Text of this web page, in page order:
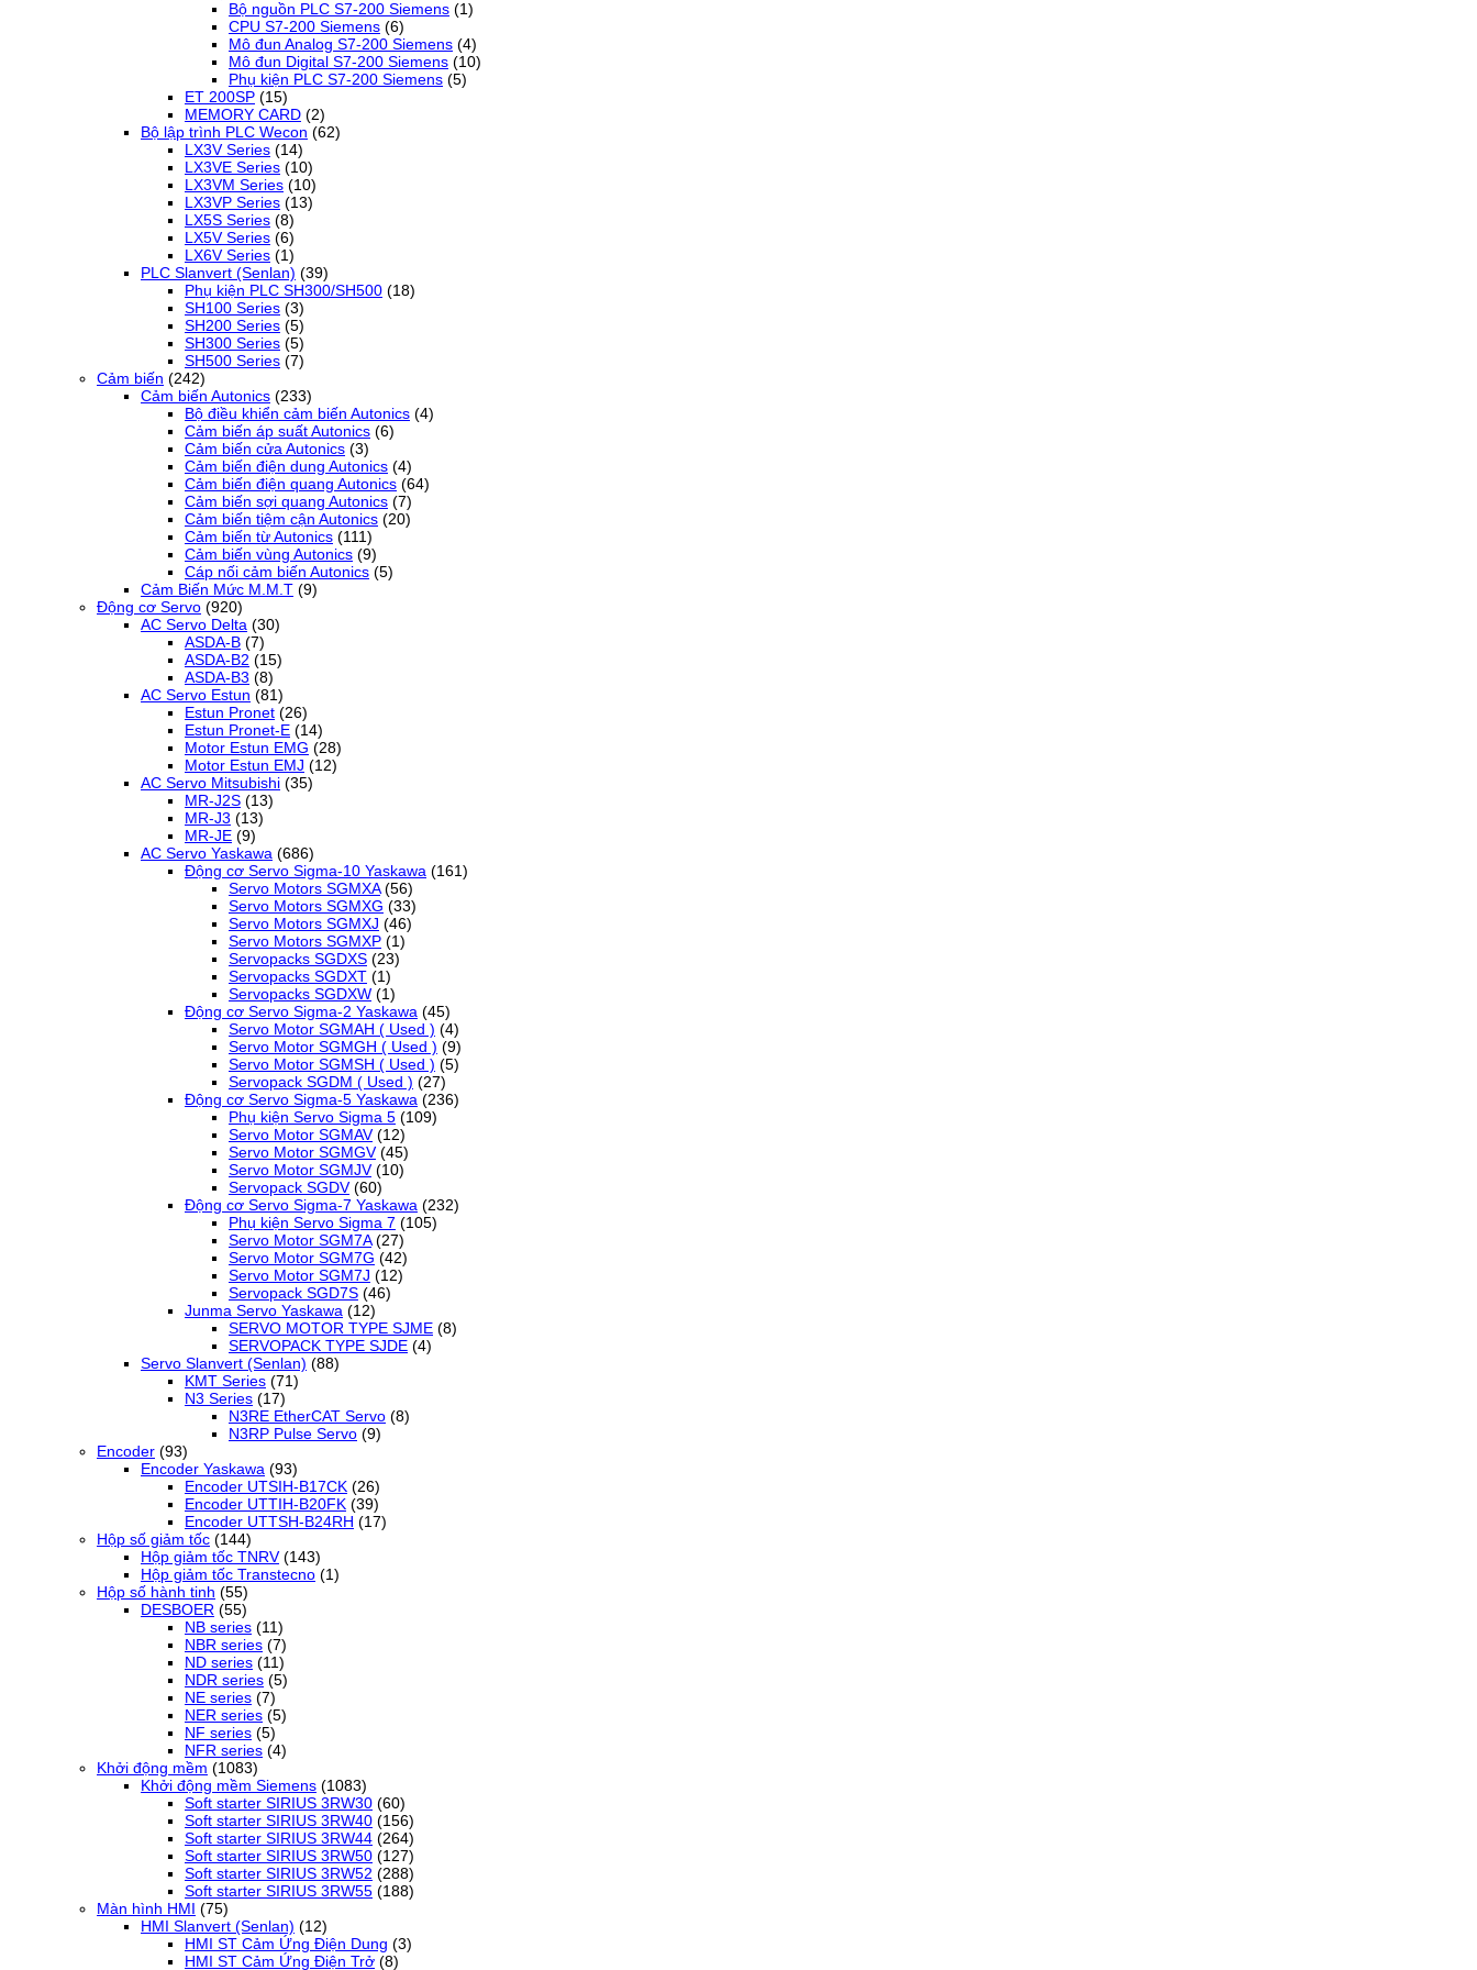
Bộ nguồn PLC S7-200 Siemens (1)
CPU S7-200 Siemens (6)
Mô đun Analog S7-200 Siemens (4)
Mô đun Digital S7-200 Siemens (10)
Phụ kiện PLC S7-200 Siemens (5)
ET 200SP (15)
MEMORY CARD (2)
Bộ lập trình PLC Wecon (62)
LX3V Series (14)
LX3VE Series (10)
LX3VM Series (10)
LX3VP Series (13)
LX5S Series (8)
LX5V Series (6)
LX6V Series (1)
PLC Slanvert (Senlan) (39)
Phụ kiện PLC SH300/SH500 (18)
SH100 Series (3)
SH200 Series (5)
SH300 Series (5)
SH500 Series (7)
Cảm biến (242)
Cảm biến Autonics (233)
Bộ điều khiển cảm biến Autonics (4)
Cảm biến áp suất Autonics (6)
Cảm biến cửa Autonics (3)
Cảm biến điện dung Autonics (4)
Cảm biến điện quang Autonics (64)
Cảm biến sợi quang Autonics (7)
Cảm biến tiệm cận Autonics (20)
Cảm biến từ Autonics (111)
Cảm biến vùng Autonics (9)
Cáp nối cảm biến Autonics (5)
Cảm Biến Mức M.M.T (9)
Động cơ Servo (920)
AC Servo Delta (30)
ASDA-B (7)
ASDA-B2 (15)
ASDA-B3 (8)
AC Servo Estun (81)
Estun Pronet (26)
Estun Pronet-E (14)
Motor Estun EMG (28)
Motor Estun EMJ (12)
AC Servo Mitsubishi (35)
MR-J2S (13)
MR-J3 (13)
MR-JE (9)
AC Servo Yaskawa (686)
Động cơ Servo Sigma-10 Yaskawa (161)
Servo Motors SGMXA (56)
Servo Motors SGMXG (33)
Servo Motors SGMXJ (46)
Servo Motors SGMXP (1)
Servopacks SGDXS (23)
Servopacks SGDXT (1)
Servopacks SGDXW (1)
Động cơ Servo Sigma-2 Yaskawa (45)
Servo Motor SGMAH ( Used ) (4)
Servo Motor SGMGH ( Used ) (9)
Servo Motor SGMSH ( Used ) (5)
Servopack SGDM ( Used ) (27)
Động cơ Servo Sigma-5 Yaskawa (236)
Phụ kiện Servo Sigma 5 (109)
Servo Motor SGMAV (12)
Servo Motor SGMGV (45)
Servo Motor SGMJV (10)
Servopack SGDV (60)
Động cơ Servo Sigma-7 Yaskawa (232)
Phụ kiện Servo Sigma 7 (105)
Servo Motor SGM7A (27)
Servo Motor SGM7G (42)
Servo Motor SGM7J (12)
Servopack SGD7S (46)
Junma Servo Yaskawa (12)
SERVO MOTOR TYPE SJME (8)
SERVOPACK TYPE SJDE (4)
Servo Slanvert (Senlan) (88)
KMT Series (71)
N3 Series (17)
N3RE EtherCAT Servo (8)
N3RP Pulse Servo (9)
Encoder (93)
Encoder Yaskawa (93)
Encoder UTSIH-B17CK (26)
Encoder UTTIH-B20FK (39)
Encoder UTTSH-B24RH (17)
Hộp số giảm tốc (144)
Hộp giảm tốc TNRV (143)
Hộp giảm tốc Transtecno (1)
Hộp số hành tinh (55)
DESBOER (55)
NB series (11)
NBR series (7)
ND series (11)
NDR series (5)
NE series (7)
NER series (5)
NF series (5)
NFR series (4)
Khởi động mềm (1083)
Khởi động mềm Siemens (1083)
Soft starter SIRIUS 3RW30 (60)
Soft starter SIRIUS 3RW40 (156)
Soft starter SIRIUS 3RW44 (264)
Soft starter SIRIUS 3RW50 (127)
Soft starter SIRIUS 3RW52 (288)
Soft starter SIRIUS 3RW55 (188)
Màn hình HMI (75)
HMI Slanvert (Senlan) (12)
HMI ST Cảm Ứng Điện Dung (3)
HMI ST Cảm Ứng Điện Trở (8)